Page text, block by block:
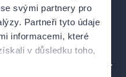
svými partnery pro
Partneři tyto údaje
informacemi, které
v důsledku toho,
Renata Rychlá
(Vendulka z Hubičky),
Jan Bradáč
Petr Vacek (Vašek),